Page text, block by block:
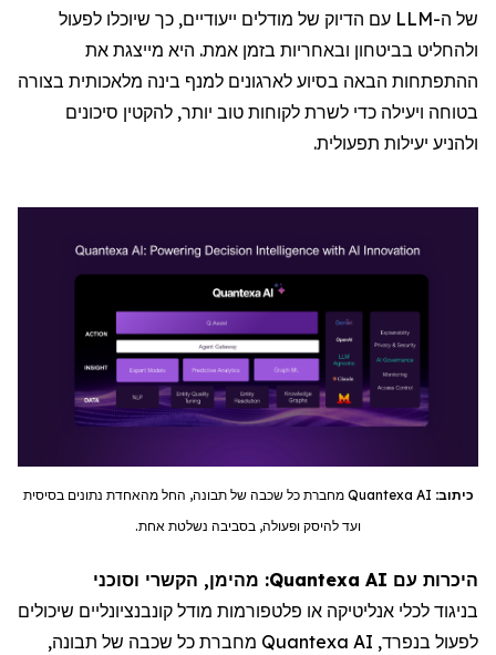
של ה-LLM עם הדיוק של מודלים ייעודיים, כך שיוכלו לפעול
ולהחליט בביטחון ובאחריות בזמן אמת. היא מייצגת את
ההתפתחות הבאה בסיוע לארגונים למנף בינה מלאכותית בצורה
בטוחה ויעילה כדי לשרת לקוחות טוב יותר, להקטין סיכונים
ולהניע יעילות תפעולית.
כיתוב: Quantexa AI מחברת כל שכבה של תבונה, החל מהאחדת נתונים בסיסית
ועד להיסק ופעולה, בסביבה נשלטת אחת.
היכרות עם Quantexa AI: מהימן, הקשרי וסוכני
בניגוד לכלי אנליטיקה או פלטפורמות מודל קונבנציונליים שיכולים
לפעול בנפרד, Quantexa AI מחברת כל שכבה של תבונה,